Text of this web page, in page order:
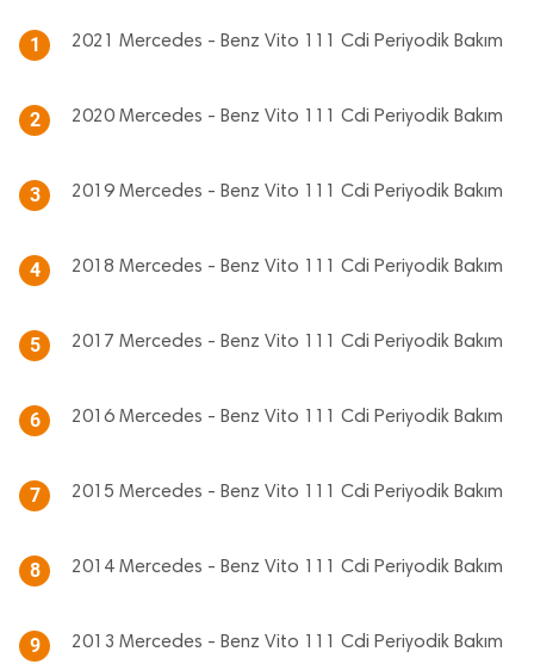
1 2021 Mercedes - Benz Vito 111 Cdi Periyodik Bakım
2 2020 Mercedes - Benz Vito 111 Cdi Periyodik Bakım
3 2019 Mercedes - Benz Vito 111 Cdi Periyodik Bakım
4 2018 Mercedes - Benz Vito 111 Cdi Periyodik Bakım
5 2017 Mercedes - Benz Vito 111 Cdi Periyodik Bakım
6 2016 Mercedes - Benz Vito 111 Cdi Periyodik Bakım
7 2015 Mercedes - Benz Vito 111 Cdi Periyodik Bakım
8 2014 Mercedes - Benz Vito 111 Cdi Periyodik Bakım
9 2013 Mercedes - Benz Vito 111 Cdi Periyodik Bakım